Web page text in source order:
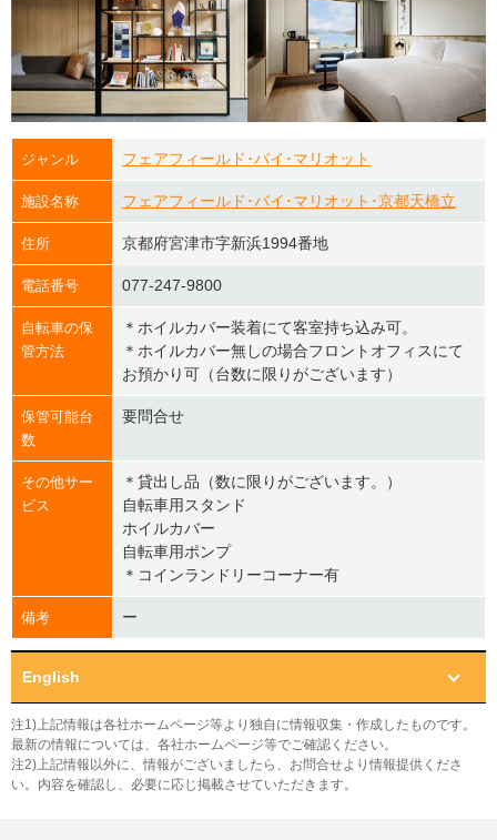
ジャンル フェアフィールド･バイ･マリオット
施設名称 フェアフィールド･バイ･マリオット･京都天橋立
住所 京都府宮津市字新浜1994番地
電話番号 077-247-9800
自転車の保
管方法
＊ホイルカバー装着にて客室持ち込み可。
＊ホイルカバー無しの場合フロントオフィスにて
お預かり可（台数に限りがございます）
保管可能台
数
要問合せ
その他サー
ビス
＊貸出し品（数に限りがございます。）
自転車用スタンド
ホイルカバー
自転車用ポンプ
＊コインランドリーコーナー有
備考 ー
English
注1)上記情報は各社ホームページ等より独自に情報収集・作成したものです。
最新の情報については、各社ホームページ等でご確認ください。
注2)上記情報以外に、情報がございましたら、お問合せより情報提供くださ
い。内容を確認し、必要に応じ掲載させていただきます。